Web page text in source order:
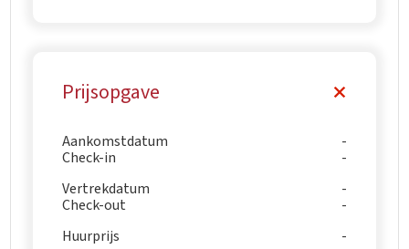
Prijsopgave
Aankomstdatum
Check-in
Vertrekdatum
Check-out
Huurprijs